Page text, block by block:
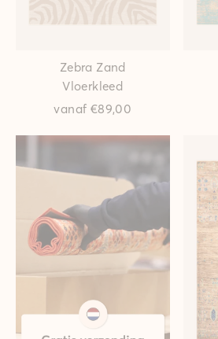
Zebra Zand
Vloerkleed
vanaf €89,00